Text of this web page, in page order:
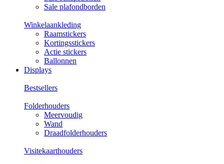
Sale plafondborden
Winkelaankleding
Raamstickers
Kortingsstickers
Actie stickers
Ballonnen
Displays
Bestsellers
Folderhouders
Meervoudig
Wand
Draadfolderhouders
Visitekaarthouders